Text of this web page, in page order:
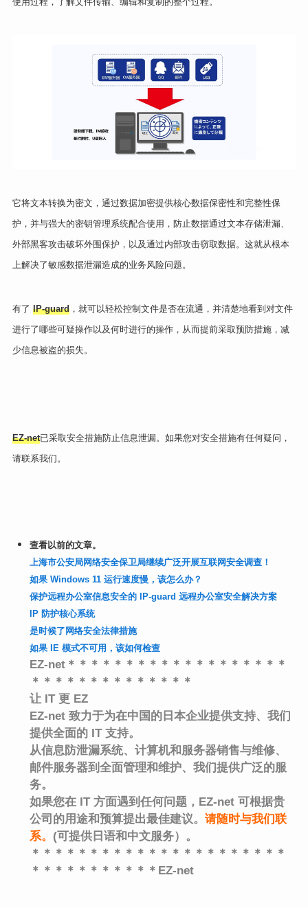
它将文本转换为密文，通过数据加密提供核心数据保密性和完整性保
护，并与强大的密钥管理系统配合使用，防止数据通过文本存储泄漏、
外部黑客攻击破坏外围保护，以及通过内部攻击窃取数据。这就从根本
上解决了敏感数据泄漏造成的业务风险问题。
有了 IP-guard，就可以轻松控制文件是否在流通，并清楚地看到对文件
进行了哪些可疑操作以及何时进行的操作，从而提前采取预防措施，减
少信息被盗的损失。
EZ-net已采取安全措施防止信息泄漏。如果您对安全措施有任何疑问，
请联系我们。
查看以前的文章。
上海市公安局网络安全保卫局继续广泛开展互联网安全调查！
如果 Windows 11 运行速度慢，该怎么办？
保护远程办公室信息安全的 IP-guard 远程办公室安全解决方案
IP 防护核心系统
是时候了网络安全法律措施
如果 IE 模式不可用，该如何检查
EZ-net＊＊＊＊＊＊＊＊＊＊＊＊＊＊＊＊＊＊＊
＊＊＊＊＊＊＊＊＊＊＊＊＊＊
让 IT 更 EZ
EZ-net 致力于为在中国的日本企业提供支持、我们
提供全面的 IT 支持。
从信息防泄漏系统、计算机和服务器销售与维修、
邮件服务器到全面管理和维护、我们提供广泛的服
务。
如果您在 IT 方面遇到任何问题，EZ-net 可根据贵
公司的用途和预算提出最佳建议。请随时与我们联
系。 (可提供日语和中文服务）。
＊＊＊＊＊＊＊＊＊＊＊＊＊＊＊＊＊＊＊＊＊＊
＊＊＊＊＊＊＊＊＊＊＊EZ-net